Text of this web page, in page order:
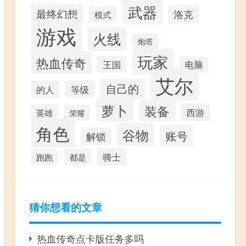
最终幻想 模式 武器 洛克
游戏 火线 炮塔
热血传奇 王国 玩家 电脑
的人 等级 自己的 艾尔
英雄 荣耀 萝卜 装备 西游
角色 解锁 谷物 账号
跑跑 都是 骑士
猜你想看的文章
热血传奇点卡版任务多吗